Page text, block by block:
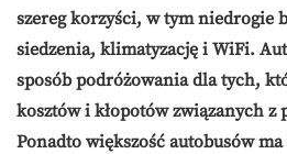
szereg korzyści, w tym niedrogie
siedzenia, klimatyzację i WiFi.
sposób podróżowania dla tych,
kosztów i kłopotów związanych z
Ponadto większość autobusów